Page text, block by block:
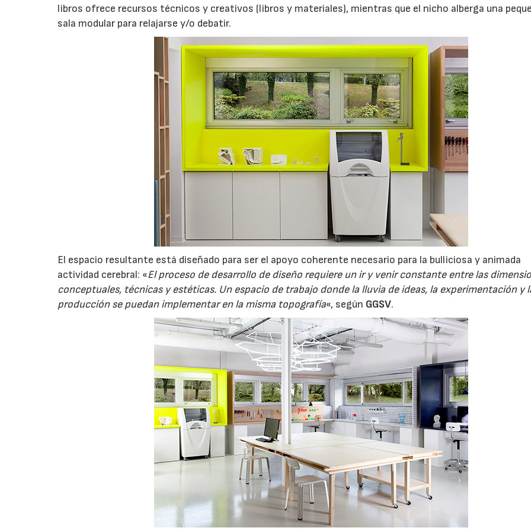
libros ofrece recursos técnicos y creativos (libros y materiales), mientras que el nicho alberga una
sala modular para relajarse y/o debatir.
El espacio resultante está diseñado para ser el apoyo coherente necesario para la bulliciosa y animada
actividad cerebral: «El proceso de desarrollo de diseño requiere un ir y venir constante entre las
conceptuales, técnicas y estéticas. Un espacio de trabajo donde la lluvia de ideas, la experimentación y
producción se puedan implementar en la misma topografía«, según GGSV.